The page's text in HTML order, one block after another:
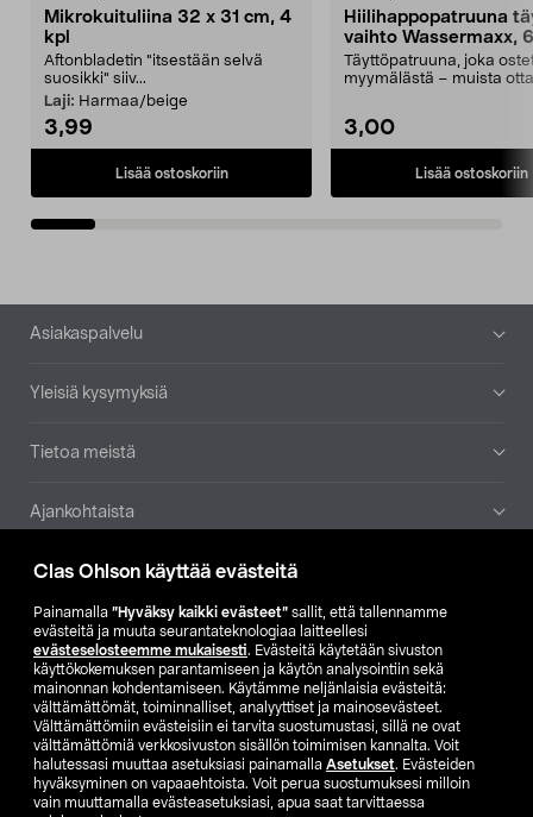
Clas Ohlson käyttää evästeitä
Painamalla ”Hyväksy kaikki evästeet” sallit, että tallennamme
evästeitä ja muuta seurantateknologiaa laitteellesi
evästeselosteemme mukaisesti. Evästeitä käytetään sivuston
käyttökokemuksen parantamiseen ja käytön analysointiin sekä
mainonnan kohdentamiseen. Käytämme neljänlaisia evästeitä:
välttämättömät, toiminnalliset, analyyttiset ja mainosevästeet.
Välttämättömiin evästeisiin ei tarvita suostumustasi, sillä ne ovat
välttämättömiä verkkosivuston sisällön toimimisen kannalta. Voit
halutessasi muuttaa asetuksiasi painamalla Asetukset. Evästeiden
hyväksyminen on vapaaehtoista. Voit perua suostumuksesi milloin
vain muuttamalla evästeasetuksiasi, apua saat tarvittaessa
Mikrokuituliina 32 x 31 cm, 4
kpl
Aftonbladetin "itsestään selvä
suosikki" siiv...
Laji: Harmaa/beige
3,99
Lisää ostoskoriin
Hiilihappopatruuna
vaihto Wassermaxx,
Täyttöpatruuna, joka
myymälästä – muista
3,00
Lisää ostoskoriin
Alatunniste
Asiakaspalvelu
Yleisiä kysymyksiä
Tietoa meistä
Ajankohtaista
Muut yrityksemme
Etsi myymälä
SE NO FI
FI SV